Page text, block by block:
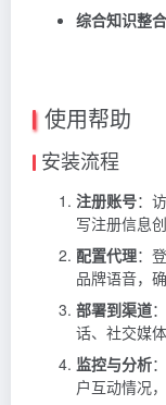
综合知识整合
使用帮助
安装流程
注册账号：
写注册信息
配置代理：
品牌语音，
部署到渠道
话、社交媒
监控与分析
户互动情况